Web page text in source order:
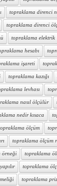
topraklama direnci
topraklama direnci
topraklama elektrik
hesabı
işareti
topraklama kazığı
levhası
nasıl ölçülür
nedir kısaca
ölçüm
topraklama ölçüm
örneği topraklama
topraklama
topraklama